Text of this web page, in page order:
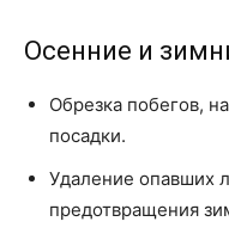
Осенние и
Обрезка побегов,
посадки.
Удаление опавших
предотвращения